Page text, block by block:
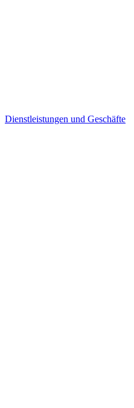
Dienstleistungen und Geschäfte